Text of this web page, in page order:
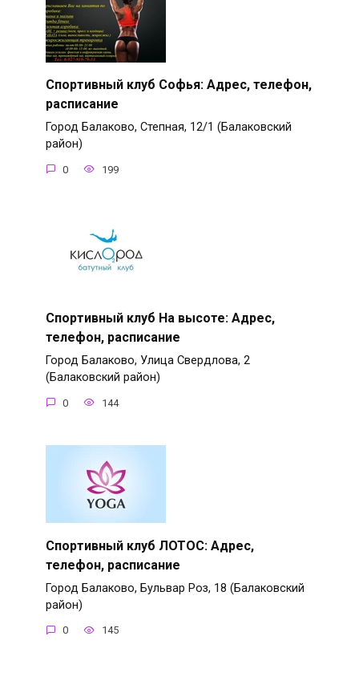
Спортивный клуб Софья: Адрес, телефон,
расписание
Город Балаково, Степная, 12/1 (Балаковский
район)
0 199
Спортивный клуб На высоте: Адрес,
телефон, расписание
Город Балаково, Улица Свердлова, 2
(Балаковский район)
0 144
Спортивный клуб ЛОТОС: Адрес,
телефон, расписание
Город Балаково, Бульвар Роз, 18 (Балаковский
район)
0 145